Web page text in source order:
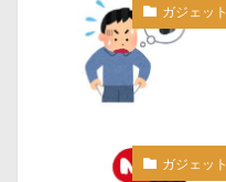
ガジェット
ガジェット